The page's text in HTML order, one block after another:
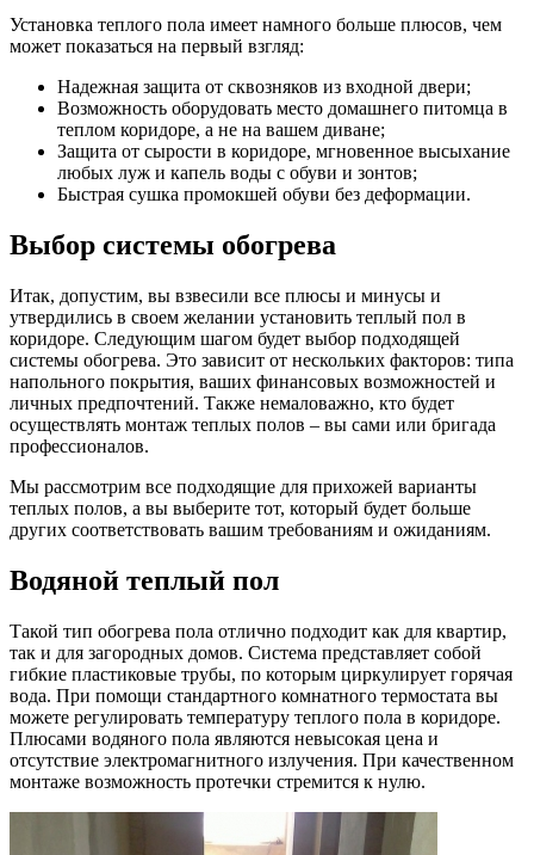
Установка теплого пола имеет намного больше плюсов, чем
может показаться на первый взгляд:
Надежная защита от сквозняков из входной двери;
Возможность оборудовать место домашнего питомца в
теплом коридоре, а не на вашем диване;
Защита от сырости в коридоре, мгновенное высыхание
любых луж и капель воды с обуви и зонтов;
Быстрая сушка промокшей обуви без деформации.
Выбор системы обогрева
Итак, допустим, вы взвесили все плюсы и минусы и
утвердились в своем желании установить теплый пол в
коридоре. Следующим шагом будет выбор подходящей
системы обогрева. Это зависит от нескольких факторов: типа
напольного покрытия, ваших финансовых возможностей и
личных предпочтений. Также немаловажно, кто будет
осуществлять монтаж теплых полов – вы сами или бригада
профессионалов.
Мы рассмотрим все подходящие для прихожей варианты
теплых полов, а вы выберите тот, который будет больше
других соответствовать вашим требованиям и ожиданиям.
Водяной теплый пол
Такой тип обогрева пола отлично подходит как для квартир,
так и для загородных домов. Система представляет собой
гибкие пластиковые трубы, по которым циркулирует горячая
вода. При помощи стандартного комнатного термостата вы
можете регулировать температуру теплого пола в коридоре.
Плюсами водяного пола являются невысокая цена и
отсутствие электромагнитного излучения. При качественном
монтаже возможность протечки стремится к нулю.